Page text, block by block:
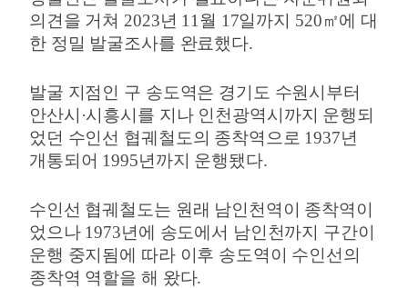
의견을 거쳐 2023년 11 월 17일까지 520㎡에 대
한 정밀 발굴조사를 완료했다.
발굴 지점인 구 송도역은 경기도 수원시부터
안산시 ·시흥시를 지나 인천광역시까지 운행되
었던 수인선 협궤철도의 종착역으로 1937년
개통되어 1995년까지 운행됐다.
수인선 협궤철도는 원래 남인천역이 종착역이
었으나 1973년에 송도에서 남인천까지 구간이
운행 중지됨에 따라 이후 송도역이 수인선의
종착역 역할을 해 왔다.